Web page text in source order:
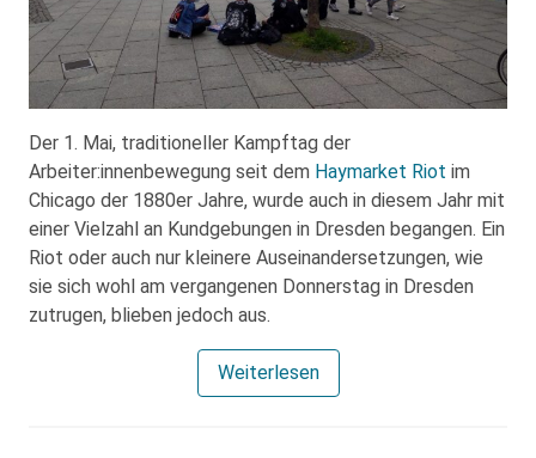
Der 1. Mai, traditioneller Kampftag der
Arbeiter:innenbewegung seit dem Haymarket Riot im
Chicago der 1880er Jahre, wurde auch in diesem Jahr mit
einer Vielzahl an Kundgebungen in Dresden begangen. Ein
Riot oder auch nur kleinere Auseinandersetzungen, wie
sie sich wohl am vergangenen Donnerstag in Dresden
zutrugen, blieben jedoch aus.
Weiterlesen